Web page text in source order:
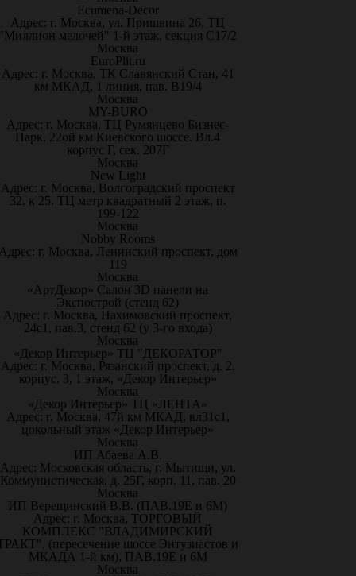
Ecumena-Decor
Адрес: г. Москва, ул. Пришвина 26, ТЦ
мелочей" 1-й этаж, секция С17/2
Москва
EuroPlit.ru
Адрес: г. Москва, ТК Славянский Стан, 41
км МКАД, 1 линия, пав. В19/4
Москва
MY-BURO
Адрес: г. Москва, ТЦ Румянцево Бизнес-
Парк. 22ой км Киевского шоссе. Вл.4
корпус Г, сек. 207Г
Москва
New Light
Адрес: г. Москва, Волгоградский проспект
32, к 25. ТЦ метр квадратный 2 этаж, п.
199-122
Москва
Nobby Rooms
г. Москва, Ленинский проспект, дом
119
Москва
«АртДекор» Салон 3D панели на
Экспострой (стенд 62)
Адрес: г. Москва, Нахимовский проспект,
24с1, пав.3, стенд 62 (у 3-го входа)
Москва
«Декор Интерьер» ТЦ "ДЕКОРАТОР"
Адрес: г. Москва, Рязанский проспект, д. 2,
корпус. 3, 1 этаж, «Декор Интерьер»
Москва
«Декор Интерьер» ТЦ «ЛЕНТА»
Адрес: г. Москва, 47й км МКАД, вл31с1,
цокольный этаж «Декор Интерьер»
Москва
ИП Абаева А.В.
Адрес: Московская область, г. Мытищи, ул.
Коммунистическая, д. 25Г, корп. 11, пав. 20
Москва
ИП Верещинский В.В. (ПАВ.19Е и 6М)
Адрес: г. Москва, ТОРГОВЫЙ
КОМПЛЕКС "ВЛАДИМИРСКИЙ
(пересечение шоссе Энтузиастов и
МКАДА 1-й км), ПАВ.19Е и 6М
Москва